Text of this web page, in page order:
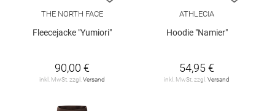
THE NORTH FACE
Fleecejacke "Yumiori"
90,00 €
inkl. MwSt. zzgl.Versand
ATHLECIA
Hoodie "Namier"
54,95 €
inkl. MwSt. zzgl.Versand